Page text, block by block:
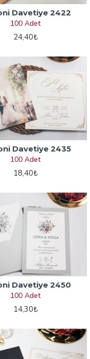
Davetiye 2422
100 Adet
24,40₺
Davetiye 2435
100 Adet
18,40₺
Davetiye 2450
100 Adet
14,30₺